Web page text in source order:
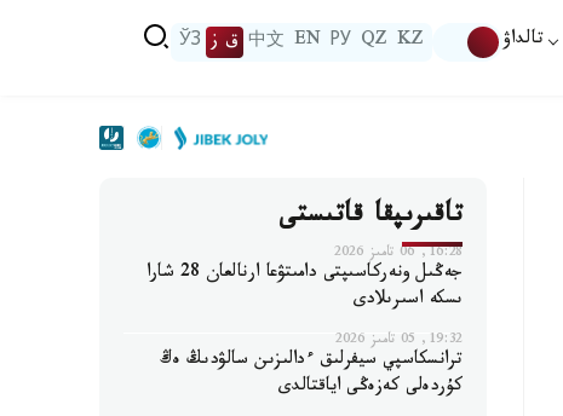
تالداۋ KZ
QZ
РУ
EN
中文 ق ز ЎЗ
تاقىرىپقا قاتىستى
16:28, 06 تامىز 2026
جەڭىل ونەركاسىپتى دامىتۋعا ارنالعان 28 شارا
ىسكە اسىرىلادى
19:32, 05 تامىز 2026
ترانسكاسپي سيفرلىق ءدالىزىن سالۋدىڭ ەڭ
كۇردەلى كەزەڭى اياقتالدى